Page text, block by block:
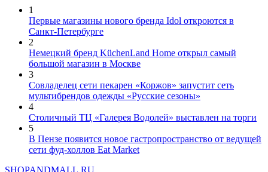
1
Первые магазины нового бренда Idol откроются в
Санкт-Петербурге
2
Немецкий бренд KüchenLand Home открыл самый
большой магазин в Москве
3
Совладелец сети пекарен «Коржов» запустит сеть
мультибрендов одежды «Русские сезоны»
4
Столичный ТЦ «Галерея Водолей» выставлен на торги
5
В Пензе появится новое гастропространство от ведущей
сети фуд-холлов Eat Market
SHOPANDMALL.RU